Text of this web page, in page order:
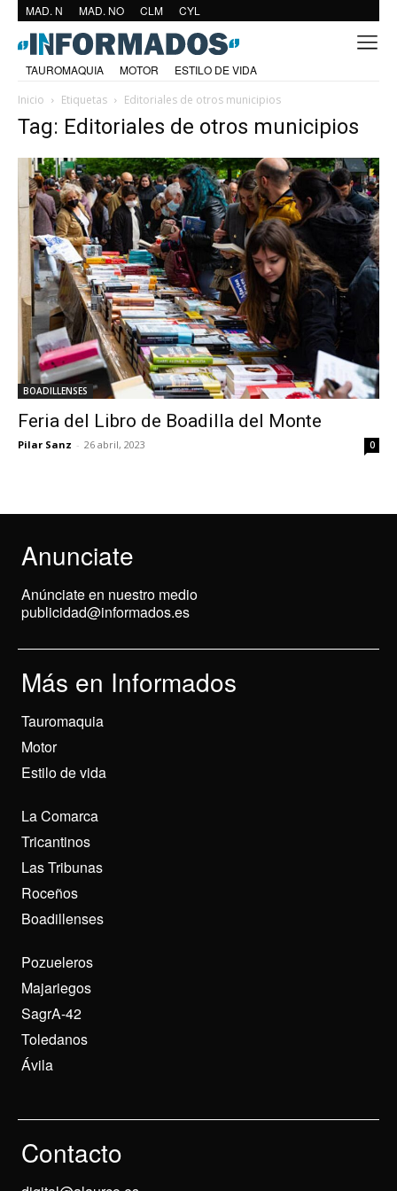
MAD. N MAD. NO CLM CYL
TAUROMAQUIA MOTOR
ESTILO DE VIDA
Inicio
Etiquetas Editoriales de otros municipios
Tag: Editoriales de otros municipios
BOADILLENSES
Feria del Libro de Boadilla del Monte
Pilar Sanz - 26 abril, 2023 0
Anunciate
Anúnciate en nuestro medio
publicidad@informados.es
Más en Informados
Tauromaquia
Motor
Estilo de vida
La Comarca
Tricantinos
Las Tribunas
Roceños
Boadillenses
Pozueleros
Majariegos
SagrA-42
Toledanos
Ávila
Contacto